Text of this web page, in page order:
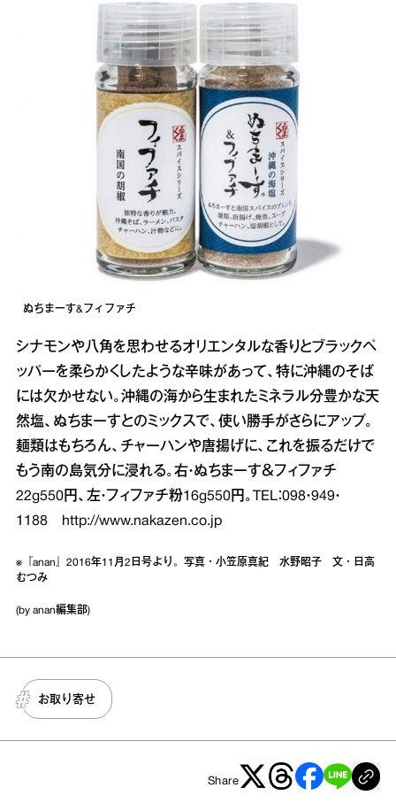
ぬちまーす&フィファチ
シナモンや八角を思わせるオリエンタルな香りとブラックペ
ッパーを柔らかくしたような辛味があって、特に沖縄のそば
には欠かせない。沖縄の海から生まれたミネラル分豊かな天
然塩、ぬちまーすとのミックスで、使い勝手がさらにアップ。
麺類はもちろん、チャーハンや唐揚げに、これを振るだけで
もう南の島気分に浸れる。右・ぬちまーす＆フィファチ
22g550円、左・フィファチ粉16g550円。TEL：098・949・
1188 http://www.nakazen.co.jp
※『anan』2016年11月2日号より。写真・小笠原真紀 水野昭子 文・日高
むつみ
(by anan編集部)
お取り寄せ
Share